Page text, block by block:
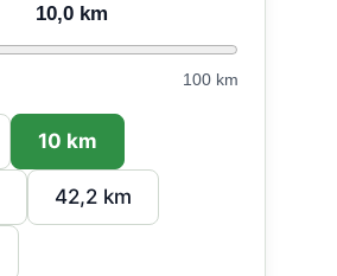
10,0km
100 km
10 km
42,2 km